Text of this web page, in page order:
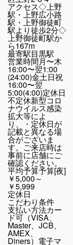
アクセス◇上野
駅・上野広小路
駅・上野御徒町
駅より徒歩2分◇
上野御徒町駅か
ら167m
最寄駅目黒駅
営業時間月〜木
16:00〜翌1:00
(24:00)金土日祝
16:00〜翌
5:00(4:00)定休日
不定休新型コロ
ナウイルス感染
拡大等によ
り、・定休日が
記載と異なる場
合がございま
す。ご来店時は
事前に店舗にご
確認ください。
平均予算予算[夜]
￥5,000～
￥5,999
定休日
こだわり条件
支払い方法カー
ド可（VISA、
Master、JCB、
AMEX、
Diners）電子マ